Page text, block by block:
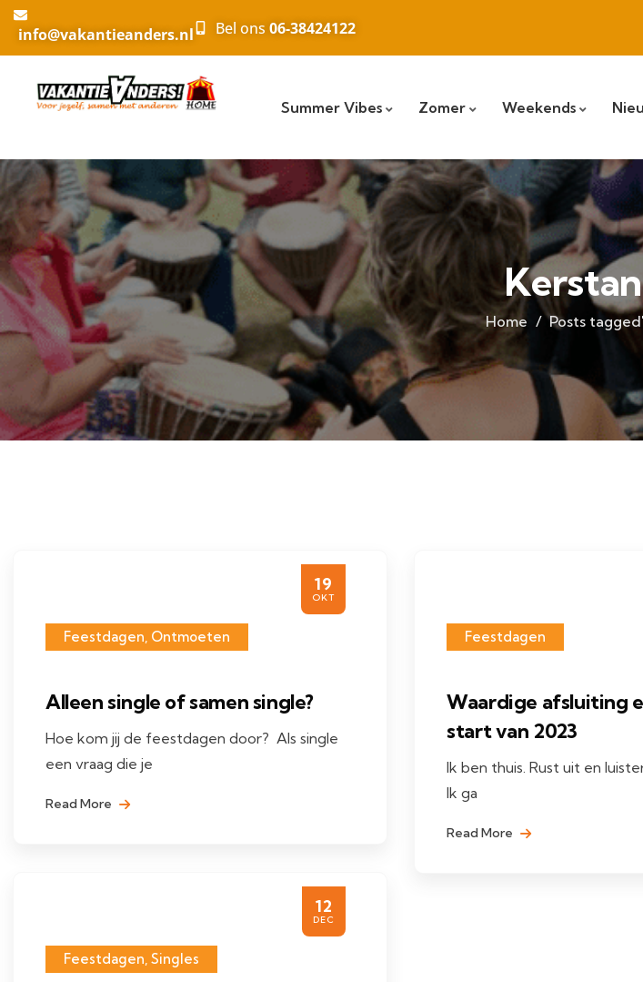
info@vakantieanders.nl Bel ons 06-38424122
Summer Vibes Zomer Weekends
Home Posts
19
OKT
Feestdagen, Ontmoeten
Alleen single of samen single?
Hoe kom jij de feestdagen door? Als single
een vraag die je
Read More
Feestdagen
Waardige afsluiting
start van 2023
Ik ben thuis. Rust uit en
Ik ga
Read More
12
DEC
Feestdagen, Singles